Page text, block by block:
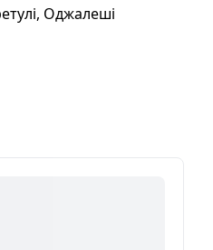
Оджалеші